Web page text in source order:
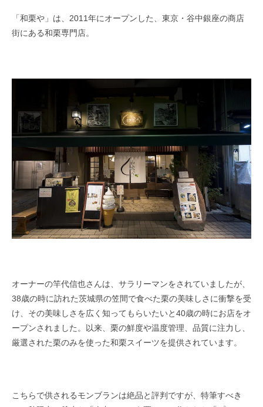
「和栗や」は、2011年にオープンした、東京・谷中銀座の商店
街にある和栗専門店。
オーナーの竿代信也さんは、サラリーマンをされていましたが、
38歳の時に訪れた茨城県の笠間で食べた栗の美味しさに衝撃を受
け、その美味しさを広く知ってもらいたいと40歳の時にお店をオ
ープンされました。以来、栗の鮮度や温度管理、品質に注力し、
厳選された栗のみを使った和栗スイーツを提供されています。
こちらで供されるモンブランは絶品と評判ですが、特筆すべき